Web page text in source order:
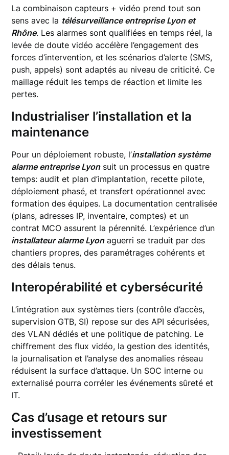
La combinaison capteurs + vidéo prend tout son
sens avec la télésurveillance entreprise Lyon et
Rhône. Les alarmes sont qualifiées en temps réel, la
levée de doute vidéo accélère l’engagement des
forces d’intervention, et les scénarios d’alerte (SMS,
push, appels) sont adaptés au niveau de criticité. Ce
maillage réduit les temps de réaction et limite les
pertes.
Industrialiser l’installation et la
maintenance
Pour un déploiement robuste, l’installation système
alarme entreprise Lyonsuit un processus en quatre
temps: audit et plan d’implantation, recette pilote,
déploiement phasé, et transfert opérationnel avec
formation des équipes. La documentation centralisée
(plans, adresses IP, inventaire, comptes) et un
contrat MCO assurent la pérennité. L’expérience d’un
installateur alarme Lyonaguerri se traduit par des
chantiers propres, des paramétrages cohérents et
des délais tenus.
Interopérabilité et cybersécurité
L’intégration aux systèmes tiers (contrôle d’accès,
supervision GTB, SI) repose sur des API sécurisées,
des VLAN dédiés et une politique de patching. Le
chiffrement des flux vidéo, la gestion des identités,
la journalisation et l’analyse des anomalies réseau
réduisent la surface d’attaque. Un SOC interne ou
externalisé pourra corréler les événements sûreté et
IT.
Cas d’usage et retours sur
investissement